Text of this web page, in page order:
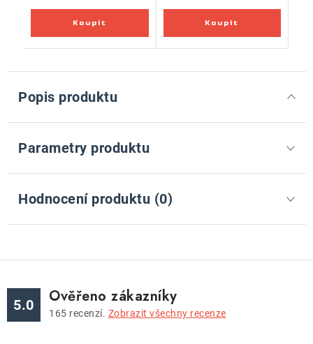
Popis produktu
Parametry produktu
Hodnocení produktu (0)
5.0 Ověřeno zákazníky
165 recenzí. Zobrazit všechny recenze